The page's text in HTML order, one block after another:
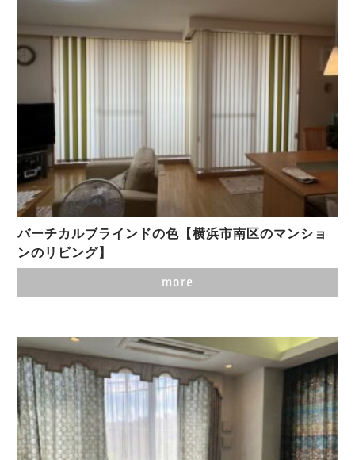
バーチカルブラインドの色【横浜市南区のマンショ
ンのリビング】
more